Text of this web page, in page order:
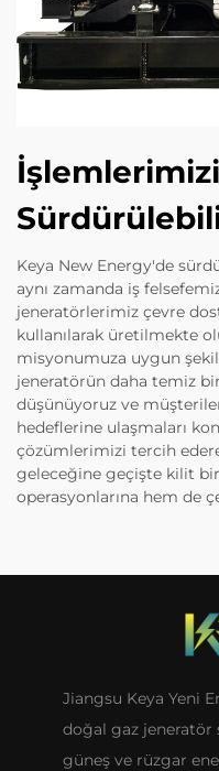
Keya New Energy'de
aynı zamanda iş
jeneratörlerimiz çevre
kullanılarak üretilmekte
misyonumuza uygun
jeneratörün daha temiz bir
düşünüyoruz ve
hedeflerine ulaşmaları
çözümlerimizi tercih
geleceğine geçişte kilit
operasyonlarına hem de
Jiangsu Keya Yeni
doğal gaz jeneratör
güneş ve rüzgar